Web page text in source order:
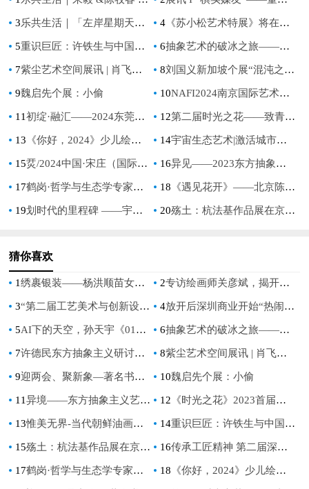
3乐共生活｜「左岸星期天」——陈雷的艺术感应场 4《苏小松艺术特展》将在上海程十发美术馆推出
5重识巨匠：许铁生与中国现代艺术的南洋之路 6抽象艺术的破冰之旅——走出国门的东方抽象
7紫尘艺术空间展讯 | 肖飞飞个展《兰·境》 8刘国义新加坡个展“混沌之上”开幕：用超现实语言重构东方灵性美学
9魏启先个展：小偷 10NAFI2024南京国际艺术博览会于2024年11月21日-24日盛大举办
11初绽·融汇——2024东莞市油画家提名展 12第二届时光之花——致青春在北京当代艺术馆开展
13 《你好，2024》少儿绘画展在北京宋庄美术馆开幕 14宇宙生态艺术|激活城市的芯片——《鹤岗大地之眼》研讨之三
15烎/2024中国·宋庄（国际）当代艺术跨年展在北京宋庄艺术星链开幕 16异见——2023东方抽象主义艺术展暨上海抽象画会七周年大展
17鹤岗·哲学与生态学专家谈《大地之眼》——跨界跨学科研讨之一 18 《遇见花开》——北京陈半丁艺术研究会精品艺术展在京开幕
19划时代的里程碑 ——宇宙生态艺术《鹤岗大地之眼》 20殇土：杭法基作品展在京开幕
猜你喜欢
1绣裹银装——杨洪顺苗女油画全国巡展（东莞站） 2专访绘画师关彦斌，揭开AI绘画的神秘面纱
3“第二届工艺美术与创新设计博览会”将于4月20日—23日在北京举办 4放开后深圳商业开始“热闹”，西丽宝能环球汇将画展搬进了商场
5AI下的天空，孙天宇《01之上》艺术创作自述 6抽象艺术的破冰之旅——走出国门的东方抽象
7许德民东方抽象主义研讨会在复旦大学举行 8紫尘艺术空间展讯 | 肖飞飞个展《兰·境》
9迎两会、聚新象—著名书画家杜一恕作品欣赏 10魏启先个展：小偷
11异境——东方抽象主义艺术展暨上海抽象画会成立六周年邀请展 12 《时光之花》2023首届女性艺术家作品年展在北京当代艺术馆开幕
13惟美无界-当代朝鲜油画精品展-郑州2023 14重识巨匠：许铁生与中国现代艺术的南洋之路
15殇土：杭法基作品展在京开幕 16传承工匠精神 第二届深圳匠心艺术展开幕
17鹤岗·哲学与生态学专家谈《大地之眼》——跨界跨学科研讨之一 18 《你好，2024》少儿绘画展在北京宋庄美术馆开幕